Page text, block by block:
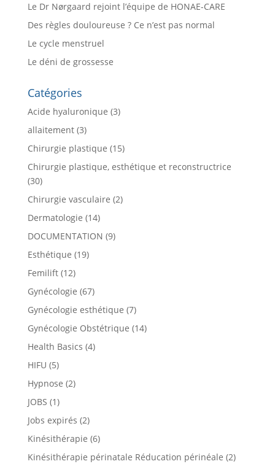
Le Dr Nørgaard rejoint l’équipe de HONAE-CARE
Des règles douloureuse ? Ce n’est pas normal
Le cycle menstruel
Le déni de grossesse
Catégories
Acide hyaluronique (3)
allaitement(3)
Chirurgie plastique (15)
Chirurgie plastique, esthétique et reconstructrice
(30)
Chirurgie vasculaire (2)
Dermatologie (14)
DOCUMENTATION (9)
Esthétique (19)
Femilift(12)
Gynécologie (67)
Gynécologie esthétique (7)
Gynécologie Obstétrique (14)
Health Basics (4)
HIFU (5)
Hypnose (2)
JOBS (1)
Jobs expirés (2)
Kinésithérapie (6)
Kinésithérapie périnatale Réducation périnéale (2)